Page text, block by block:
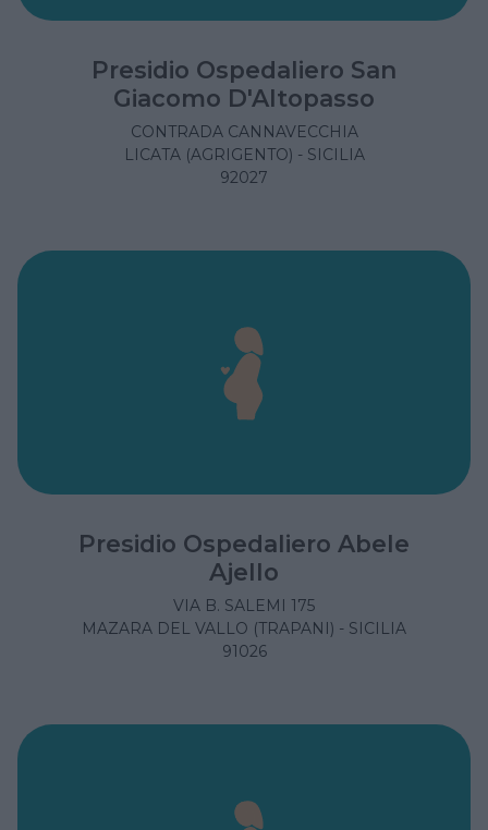
Presidio Ospedaliero San
Giacomo D'Altopasso
CONTRADA CANNAVECCHIA
LICATA (AGRIGENTO) - SICILIA
92027
Presidio Ospedaliero Abele
Ajello
VIA B. SALEMI 175
MAZARA DEL VALLO (TRAPANI) - SICILIA
91026